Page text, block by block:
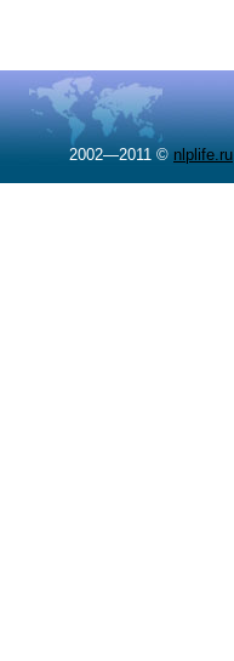
2002—2011 © nlplife.ru